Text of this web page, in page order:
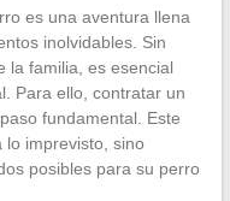
es una aventura llena
inolvidables. Sin
la familia, es esencial
Para ello, contratar un
fundamental. Este
imprevisto, sino
posibles para su perro